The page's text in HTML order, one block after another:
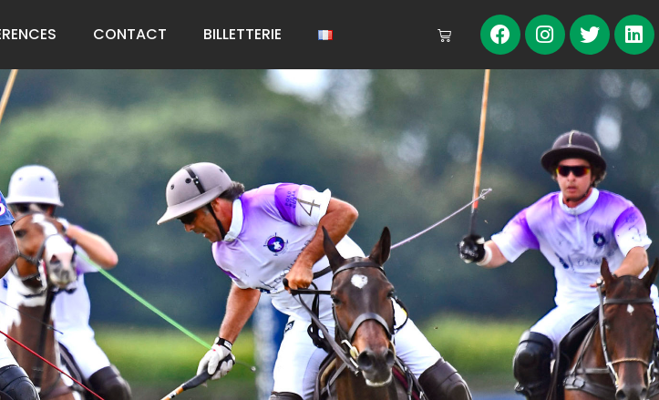
CONTACT BILLETTERIE